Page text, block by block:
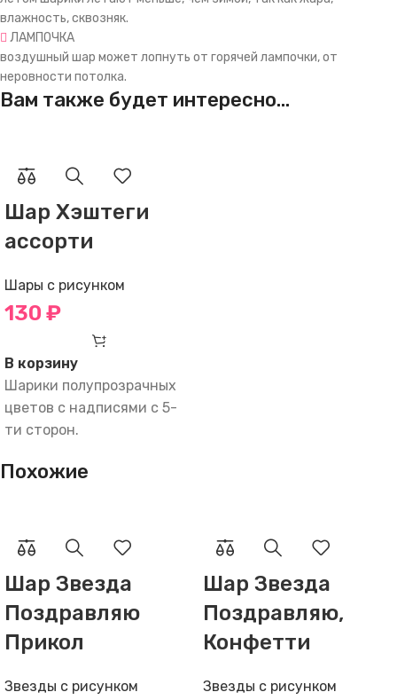
влажность, сквозняк.
ЛАМПОЧКА
воздушный шар может лопнуть от горячей лампочки, от
неровности потолка.
Вам также будет интересно…
Шар Хэштеги
ассорти
Шары с рисунком
130 ₽
В корзину
Шарики полупрозрачных
цветов с надписями с 5-
ти сторон.
Похожие
Шар Звезда
Поздравляю
Прикол
Звезды с рисунком
Шар Звезда
Поздравляю,
Конфетти
Звезды с рисунком